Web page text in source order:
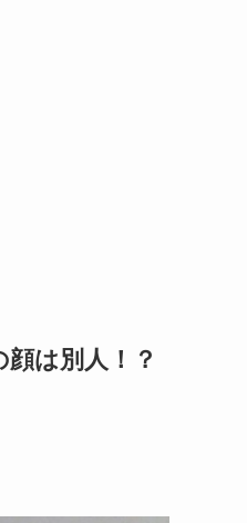
顔は別人！？